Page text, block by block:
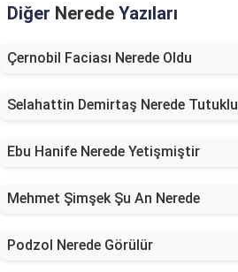
Diğer Nerede Yazıları
Çernobil Faciası Nerede Oldu
Selahattin Demirtaş Nerede Tutuklu
Ebu Hanife Nerede Yetişmiştir
Mehmet Şimşek Şu An Nerede
Podzol Nerede Görülür